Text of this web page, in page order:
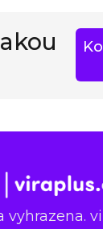
vyhrazena.